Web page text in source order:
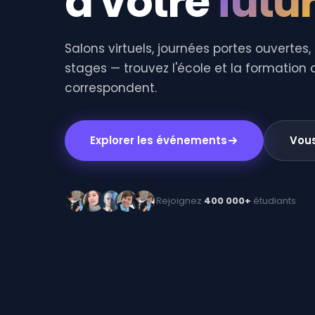
Salons virtuels, journées portes
stages — trouvez l'école et la formation
correspondent.
Explorer les événements
Rejoignez 400 000+ étudiants